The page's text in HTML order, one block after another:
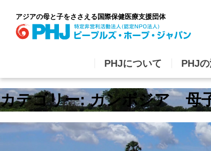
content
アジアの母と子をささえる国際保健医療支援団体
PHJについて PHJ
カテゴリー:カンボジア 母